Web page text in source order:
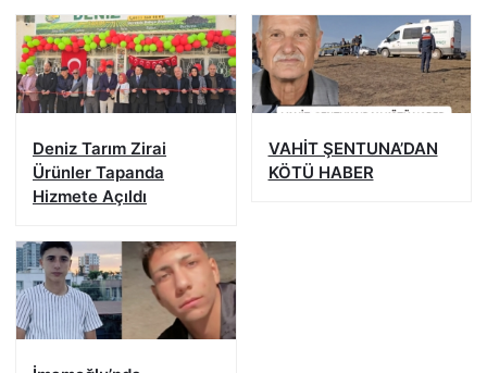
Deniz Tarım Zirai
Ürünler Tapanda
Hizmete Açıldı
VAHİT ŞENTUNA’DAN
KÖTÜ HABER